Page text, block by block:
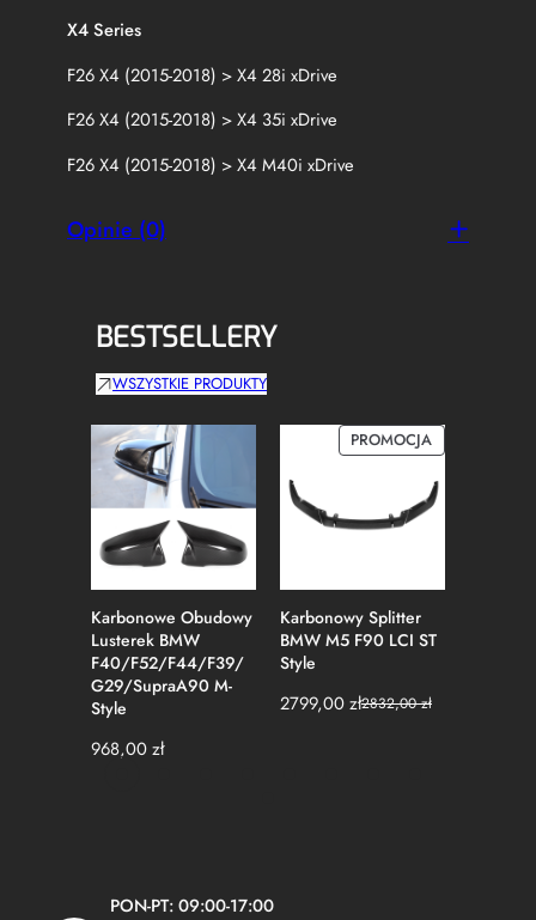
X4 Series
F26 X4 (2015-2018) > X4 28i xDrive
F26 X4 (2015-2018) > X4 35i xDrive
F26 X4 (2015-2018) > X4 M40i xDrive
Opinie (0)
BESTSELLERY
WSZYSTKIE PRODUKTY
Karbonowe Obudowy
Lusterek BMW
F40/F52/F44/F39/
G29/SupraA90 M-
Style
968,00zł
PROMOCJAPRODUKT
W
PROMOCJI
Karbonowy Splitter
BMW M5 F90 LCI ST
Style
2832,00zł
Pierwotna
2799,00zł
Aktualna
PON-PT: 09:00-17:00